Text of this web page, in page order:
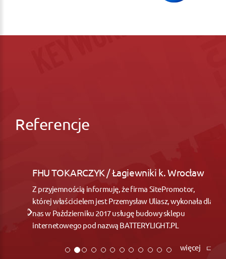
Referencje
FHU TOKARCZYK / Łagiewniki k. Wrocław
Z przyjemnością informuję, że firma SitePromotor,
której właścicielem jest Przemysław Uliasz, wykonała dla
nas w Październiku 2017 usługę budowy sklepu
internetowego pod nazwą BATTERYLIGHT.PL
więcej